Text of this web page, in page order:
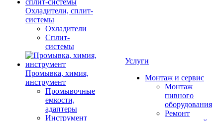
Охладители, сплит-
системы
Охладители
Сплит-
системы
Промывка, химия,
инструмент
Промывочные
емкости,
адаптеры
Инструмент
Услуги
Монтаж и сервис
Монтаж
пивного
оборудования
Ремонт